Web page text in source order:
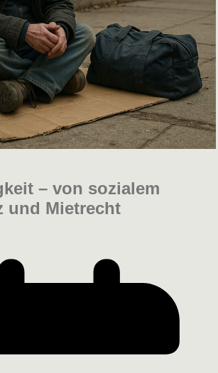
– von sozialem
und Mietrecht